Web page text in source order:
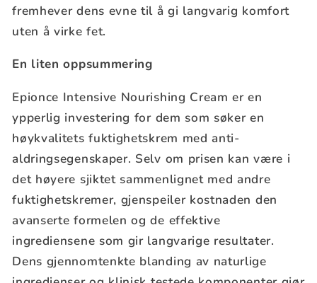
fremhever dens evne til å gi langvarig komfort
uten å virke fet.
En liten oppsummering
Epionce Intensive Nourishing Cream er en
ypperlig investering for dem som søker en
høykvalitets fuktighetskrem med anti-
aldringsegenskaper. Selv om prisen kan være i
det høyere sjiktet sammenlignet med andre
fuktighetskremer, gjenspeiler kostnaden den
avanserte formelen og de effektive
ingrediensene som gir langvarige resultater.
Dens gjennomtenkte blanding av naturlige